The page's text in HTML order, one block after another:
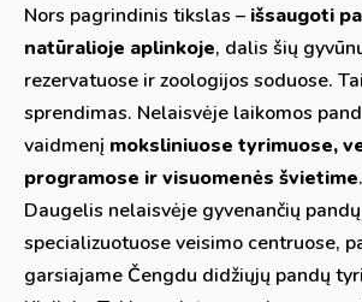
Nors pagrindinis tikslas – išsaugoti
natūralioje aplinkoje, dalis šių
rezervatuose ir zoologijos soduose.
sprendimas. Nelaisvėje laikomos
vaidmenį moksliniuose tyrimuose,
programose ir visuomenės švietime.
Daugelis nelaisvėje gyvenančių
specializuotuose veisimo centruose,
garsiajame Čengdu didžiųjų pandų